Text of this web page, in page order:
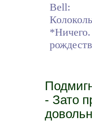
Bell:
*Ничего.
- Зато